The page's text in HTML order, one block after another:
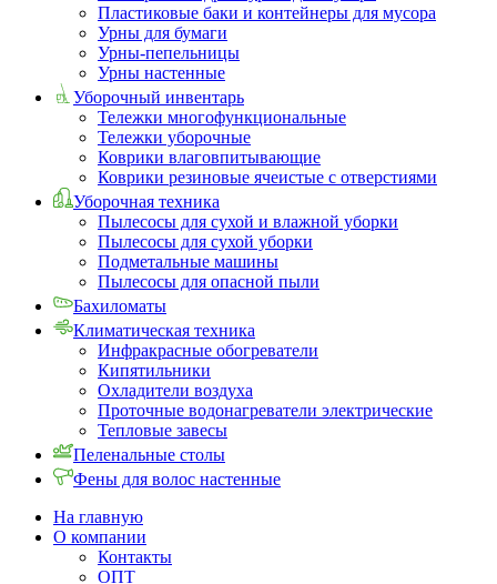
Пластиковые баки и контейнеры для мусора
Урны для бумаги
Урны-пепельницы
Урны настенные
Уборочный инвентарь
Тележки многофункциональные
Тележки уборочные
Коврики влаговпитывающие
Коврики резиновые ячеистые с отверстиями
Уборочная техника
Пылесосы для сухой и влажной уборки
Пылесосы для сухой уборки
Подметальные машины
Пылесосы для опасной пыли
Бахиломаты
Климатическая техника
Инфракрасные обогреватели
Кипятильники
Охладители воздуха
Проточные водонагреватели электрические
Тепловые завесы
Пеленальные столы
Фены для волос настенные
На главную
О компании
Контакты
ОПТ